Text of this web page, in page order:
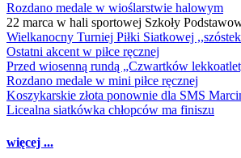
Rozdano medale w wioślarstwie halowym
22 marca w hali sportowej Szkoły
Wielkanocny Turniej Piłki Siatkowej
Ostatni akcent w piłce ręcznej
Przed wiosenną rundą „Czwartków
Rozdano medale w mini piłce ręcznej
Koszykarskie złota ponownie dla SMS
Licealna siatkówka chłopców ma finiszu
więcej ...